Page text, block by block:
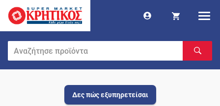
Δες πώς εξυπηρετείσαι